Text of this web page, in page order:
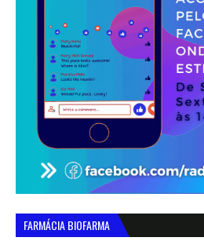
FARMÁCIA BIOFARMA